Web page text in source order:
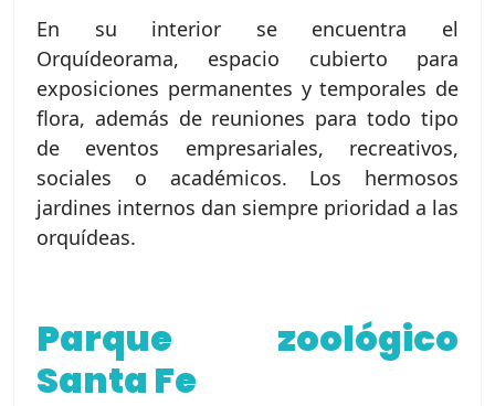
En su interior se encuentra el
Orquídeorama, espacio cubierto para
exposiciones permanentes y temporales de
flora, además de reuniones para todo tipo
de eventos empresariales, recreativos,
sociales o académicos. Los hermosos
jardines internos dan siempre prioridad a las
orquídeas.
Parque zoológico
Santa Fe